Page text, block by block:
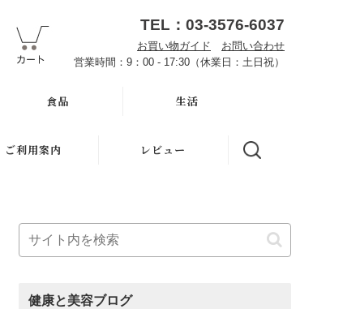
TEL：03-3576-6037
お買い物ガイド
お問い合わせ
営業時間：9：00 - 17:30（休業日：土日祝）
食品
オーサワお取り寄せ
豆・ごま・乾物・梅干
生活
ご利用案内
お知らせ
お買い物ガイド
レビュー
健康と美容ブログ